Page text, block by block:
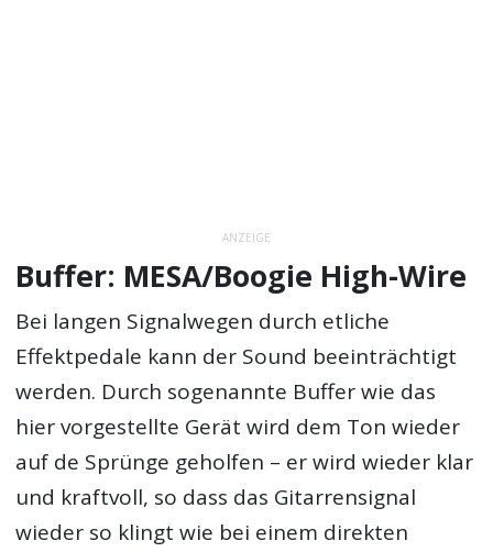
ANZEIGE
Buffer: MESA/Boogie High-Wire
Bei langen Signalwegen durch etliche
Effektpedale kann der Sound beeinträchtigt
werden. Durch sogenannte Buffer wie das
hier vorgestellte Gerät wird dem Ton wieder
auf de Sprünge geholfen – er wird wieder klar
und kraftvoll, so dass das Gitarrensignal
wieder so klingt wie bei einem direkten